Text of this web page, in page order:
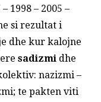
1998 – 2005 –
si rezultat i
dhe kur kalojne
sadizmi dhe
nazizmi –
te pakten viti